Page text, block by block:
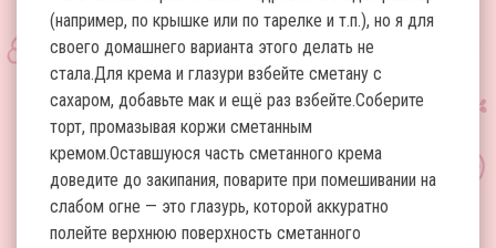
(например, по крышке или по тарелке и т.п.), но я для
своего домашнего варианта этого делать не
стала.Для крема и глазури взбейте сметану с
сахаром, добавьте мак и ещё раз взбейте.Соберите
торт, промазывая коржи сметанным
кремом.Оставшуюся часть сметанного крема
доведите до закипания, поварите при помешивании на
слабом огне — это глазурь, которой аккуратно
полейте верхнюю поверхность сметанного